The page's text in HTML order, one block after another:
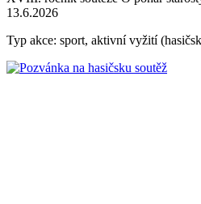
13.6.2026
Typ akce: sport, aktivní vyžití